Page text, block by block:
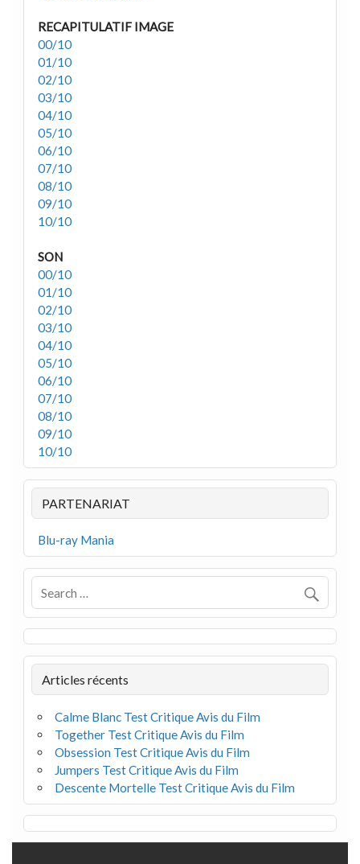
RECAPITULATIF IMAGE
00/10
01/10
02/10
03/10
04/10
05/10
06/10
07/10
08/10
09/10
10/10
SON
00/10
01/10
02/10
03/10
04/10
05/10
06/10
07/10
08/10
09/10
10/10
PARTENARIAT
Blu-ray Mania
Articles récents
Calme Blanc Test Critique Avis du Film
Together Test Critique Avis du Film
Obsession Test Critique Avis du Film
Jumpers Test Critique Avis du Film
Descente Mortelle Test Critique Avis du Film